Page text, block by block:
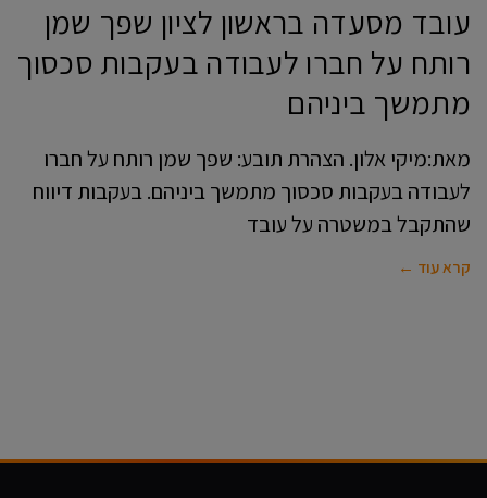
עובד מסעדה בראשון לציון שפך שמן
רותח על חברו לעבודה בעקבות סכסוך
מתמשך ביניהם
מאת:מיקי אלון. הצהרת תובע: שפך שמן רותח על חברו
לעבודה בעקבות סכסוך מתמשך ביניהם. בעקבות דיווח
שהתקבל במשטרה על עובד
קרא עוד ←